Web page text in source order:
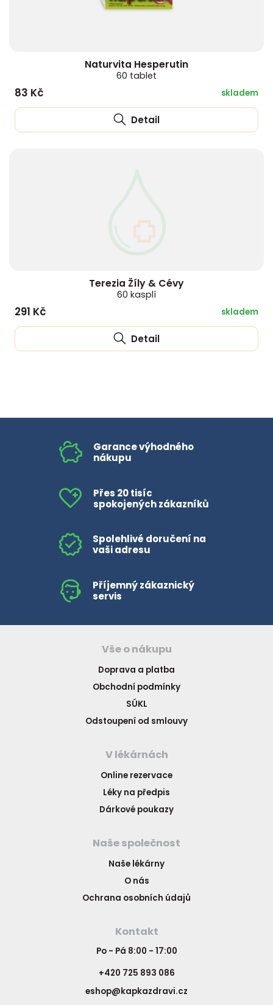
Naturvita Hesperutin
60 tablet
83 Kč skladem
Detail
Terezia Žíly & Cévy
60 kasplí
291 Kč skladem
Detail
Garance výhodného
nákupu
Přes 20 tisíc
spokojených zákazníků
Spolehlivé doručení na
vaši adresu
Příjemný zákaznický
servis
Vše o nákupu
Doprava a platba
Obchodní podmínky
SÚKL
Odstoupení od smlouvy
V lékárnách
Online rezervace
Léky na předpis
Dárkové poukazy
Naše společnost
Naše lékárny
O nás
Ochrana osobních údajů
Kontakt
Po - Pá 8:00 - 17:00
+420 725 893 086
eshop@kapkazdravi.cz